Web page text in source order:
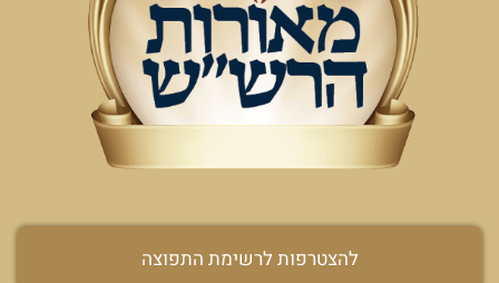
להצטרפות לרשימת התפוצה